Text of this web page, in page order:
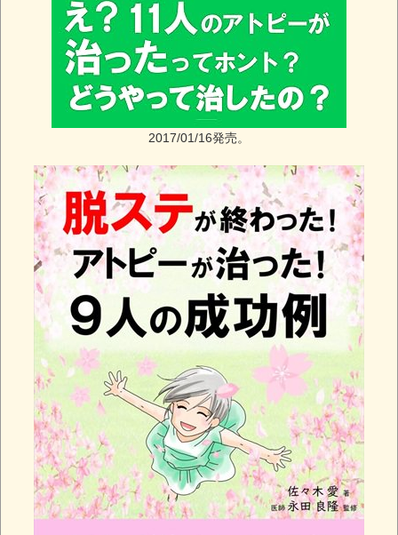
2017/01/16発売。